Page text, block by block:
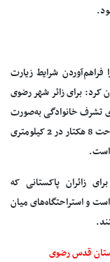
شرایط زیارت
کرد: برای زائر شهر رضوی
تشرف خانوادگی به‌صورت
سوئیت پیش‌بینی‌شده است، همچنین زائرسرایی به مساحت 8 هکتار در 2 کیلومتری
زائران پاکستانی که
و استراحتگاه‌های میان
قدس رضوی